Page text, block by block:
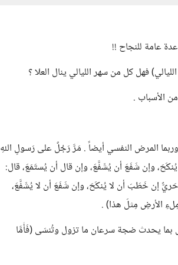
عامة للنجاح !!
فهل كل من سهر الليالي ينال العلا ؟
الأسباب .
المرض النفسي أيضاً . مَرَّ رَجُلٌ على رَسولِ اللهِ
وإن شَفَعَ أن يُشَفَّعَ، وإن قال أن يُستَمَعَ، قال:
إن خَطَبَ أن لا يُنكَحَ، وإن شَفَعَ أن لا يُشَفَّعَ،
الأرضِ مِثلَ هذا) .
بما يحدث ضجة سرعان ما تزول وتُنسَى (فَأَمَّا